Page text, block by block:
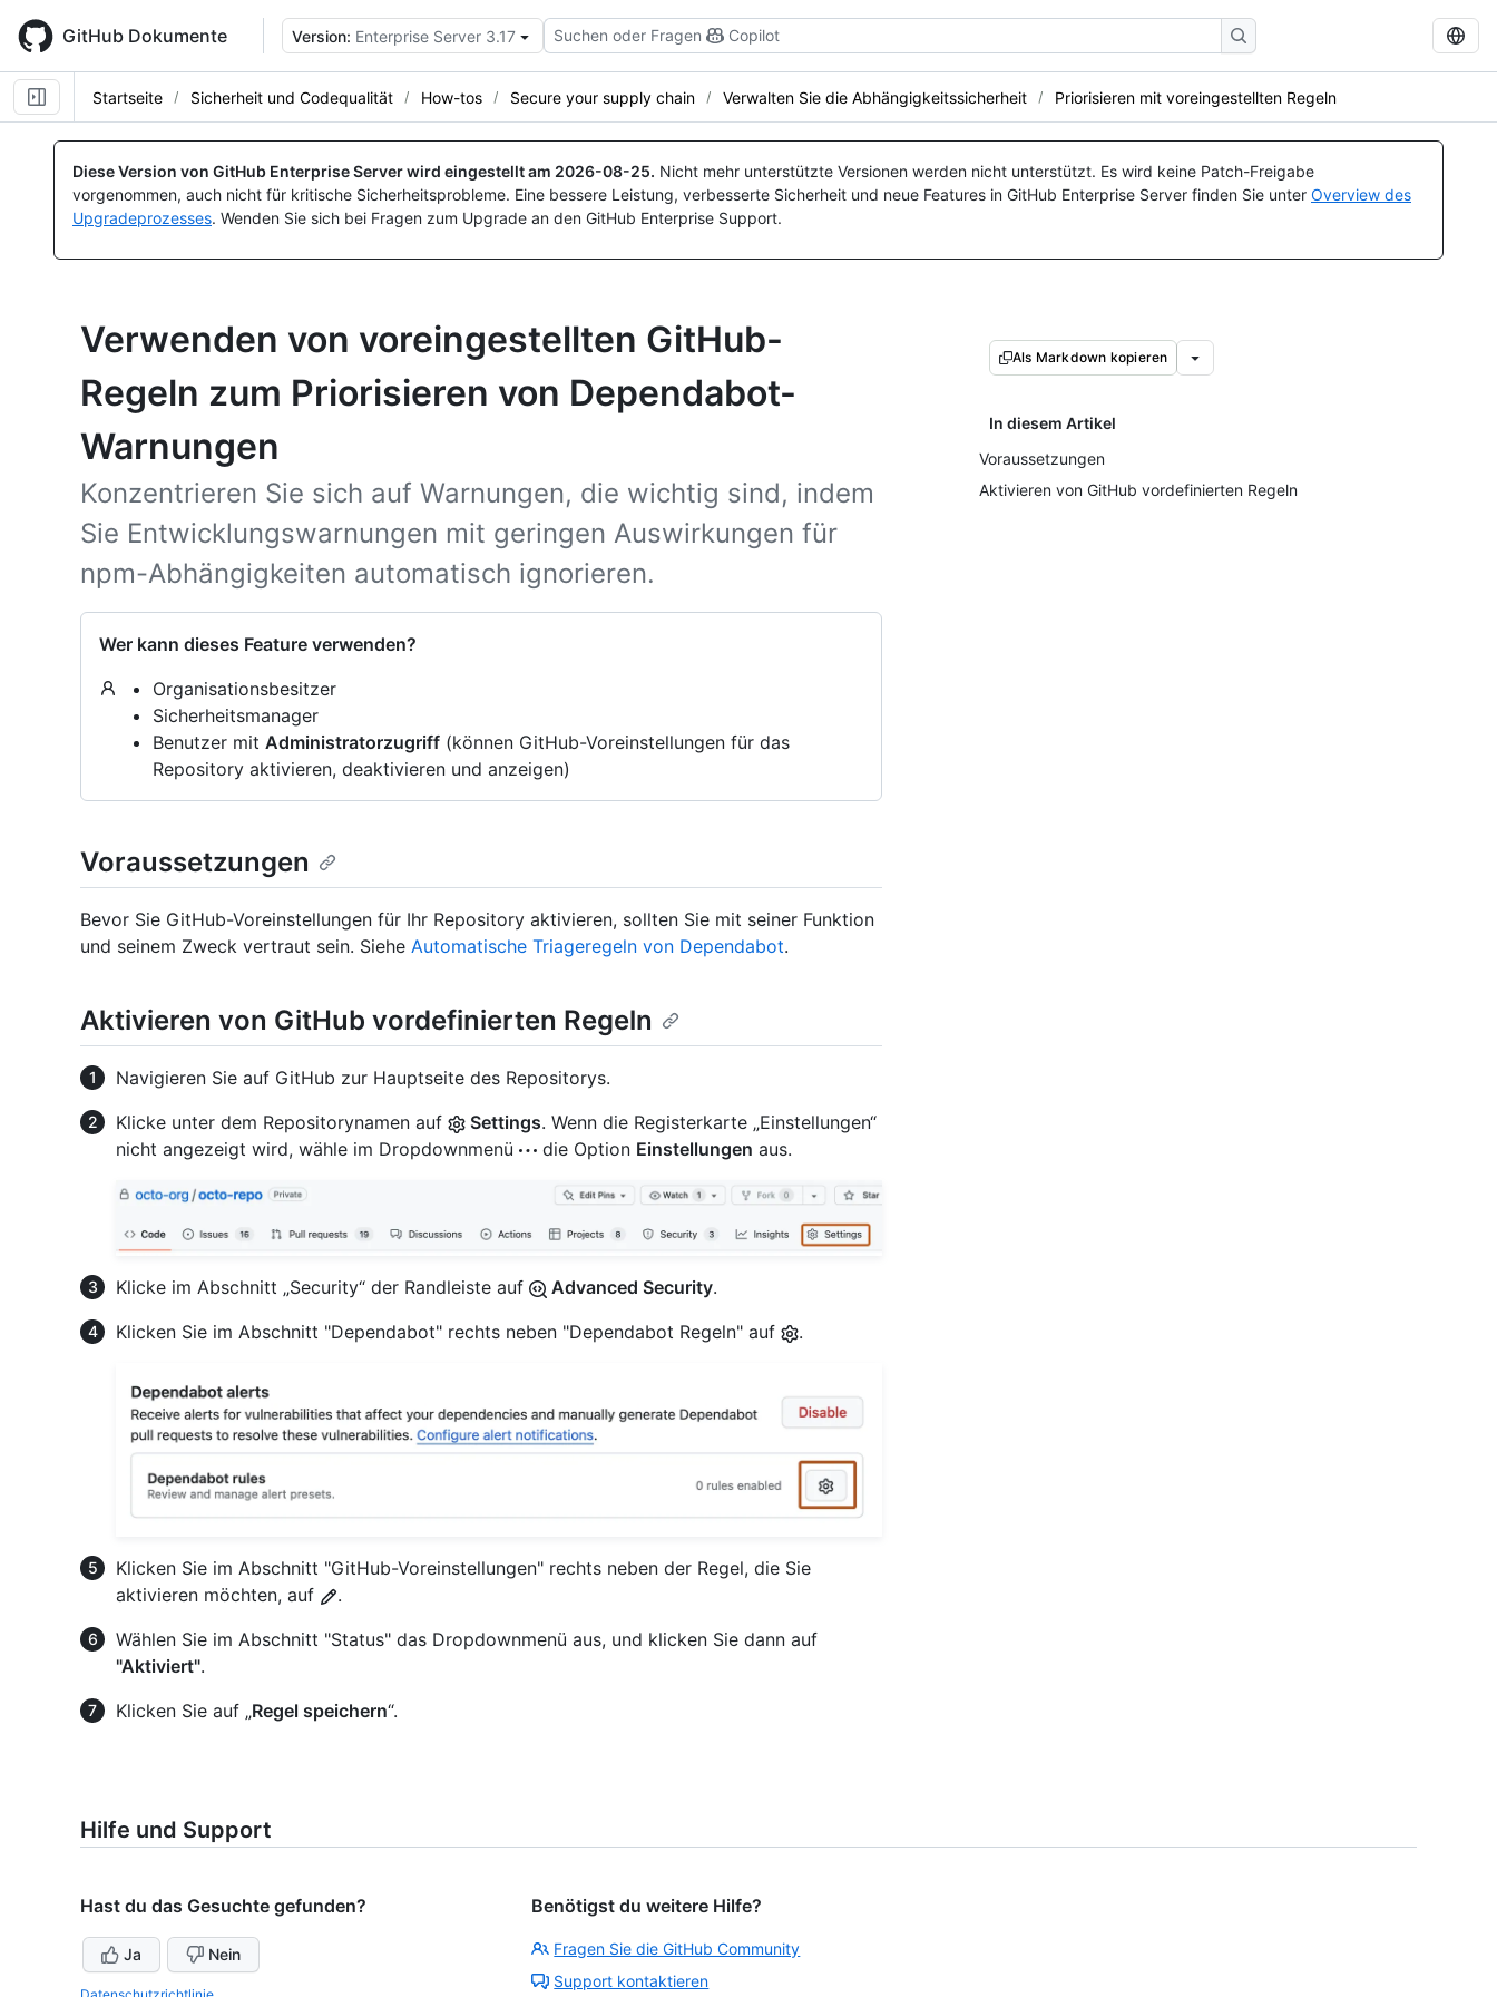
main
content
GitHub Dokumente Version: Enterprise Server 3.17 Suchen oder Fragen Copilot
Startseite Sicherheit und Codequalität How-tos Secure your supply chain Verwalten Sie die Abhängigkeitssicherheit Priorisieren mit voreingestellten Regeln
Diese Version von GitHub Enterprise Server wird eingestellt am 2026-08-25. Nicht mehr unterstützte Versionen werden nicht unterstützt. Es wird keine Patch-Freigabe
vorgenommen, auch nicht für kritische Sicherheitsprobleme. Eine bessere Leistung, verbesserte Sicherheit und neue Features in GitHub Enterprise Server finden Sie unter Overview des
Upgradeprozesses. Wenden Sie sich bei Fragen zum Upgrade an den GitHub Enterprise Support.
Verwenden von voreingestellten GitHub-
Regeln zum Priorisieren von Dependabot-
Warnungen
Konzentrieren Sie sich auf Warnungen, die wichtig sind, indem
Sie Entwicklungswarnungen mit geringen Auswirkungen für
npm-Abhängigkeiten automatisch ignorieren.
Wer kann dieses Feature verwenden?
Organisationsbesitzer
Sicherheitsmanager
Benutzer mit Administratorzugriff (können GitHub-Voreinstellungen für das
Repository aktivieren, deaktivieren und anzeigen)
Als Markdown kopieren
In diesem Artikel
Voraussetzungen
Aktivieren von GitHub vordefinierten Regeln
Voraussetzungen
Bevor Sie GitHub-Voreinstellungen für Ihr Repository aktivieren, sollten Sie mit seiner Funktion
und seinem Zweck vertraut sein. Siehe Automatische Triageregeln von Dependabot.
Aktivieren von GitHub vordefinierten Regeln
Navigieren Sie auf GitHub zur Hauptseite des Repositorys.
Klicke unter dem Repositorynamen auf
Settings. Wenn die Registerkarte „Einstellungen“
nicht angezeigt wird, wähle im Dropdownmenü
die Option Einstellungen aus.
Klicke im Abschnitt „Security“ der Randleiste auf Advanced Security.
Klicken Sie im Abschnitt "Dependabot" rechts neben "Dependabot Regeln" auf
.
Klicken Sie im Abschnitt "GitHub-Voreinstellungen" rechts neben der Regel, die Sie
aktivieren möchten, auf
.
Wählen Sie im Abschnitt "Status" das Dropdownmenü aus, und klicken Sie dann auf
"Aktiviert".
Klicken Sie auf „Regel speichern“.
Hilfe und Support
Hast du das Gesuchte gefunden?
Ja Nein
Benötigst du weitere Hilfe?
Fragen Sie die GitHub Community
Support kontaktieren